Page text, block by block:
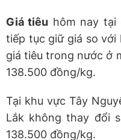
Giá tiêu hôm nay tại
tiếp tục giữ giá so với
giá tiêu trong nước ở
138.500 đồng/kg.
Tại khu vực Tây
Lắk không thay đổi
138.500 đồng/kg.